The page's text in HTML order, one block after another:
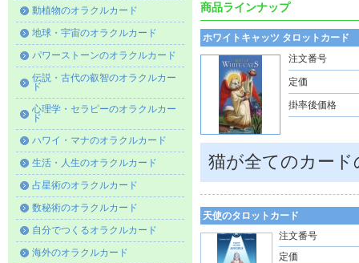
動植物のオラクルカード
地球・宇宙のオラクルカード
パワーストーンのオラクルカード
伝説・古代の叡智のオラクルカー
ド
心理学・セラピーのオラクルカー
ド
ハワイ・マナのオラクルカード
生活・人生のオラクルカード
占星術のオラクルカード
数秘術のオラクルカード
自分でつくるオラクルカード
海外のオラクルカード
商品ラインナップ
ホワイトキャッツ タロットカード
注文番号
定価
掛率後価格
猫が全てのカー
天使のタロットカード
注文番号
定価